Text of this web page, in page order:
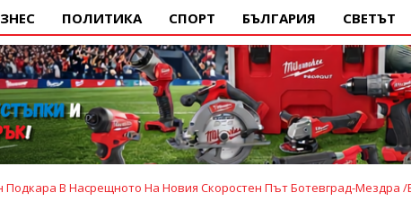
ПОЛИТИКА СПОРТ БЪЛГАРИЯ СВЕТЪТ
Подкара В Насрещното На Новия Скоростен Път Ботевград-Мездра